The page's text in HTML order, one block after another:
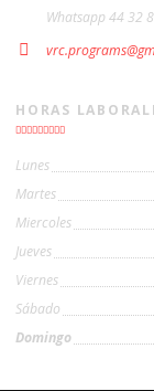
Whatsapp 44 32
HORAS
Lunes
Martes
Miercoles
Jueves
Viernes
Sábado
Domingo